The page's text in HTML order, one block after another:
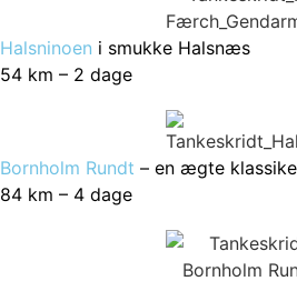
Halsninoen i smukke Halsnæs
54 km – 2 dage
Bornholm Rundt – en ægte
84 km – 4 dage